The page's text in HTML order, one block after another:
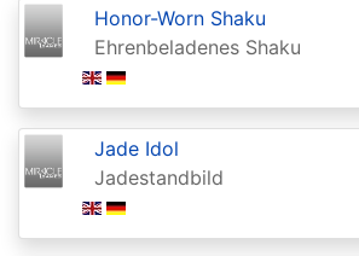
Forgotten
Realms
in
the
Forgotten
Realms:
Honor-Worn Shaku
Ehrenbeladenes Shaku
Jade Idol
Jadestandbild